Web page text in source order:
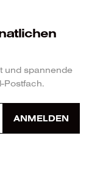
und spannende
Postfach.
ANMELDEN